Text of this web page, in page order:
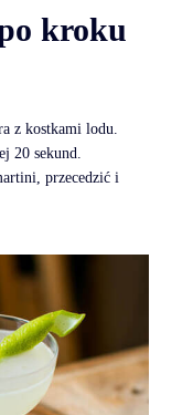
kroku
z kostkami lodu.
20 sekund.
przecedzić i